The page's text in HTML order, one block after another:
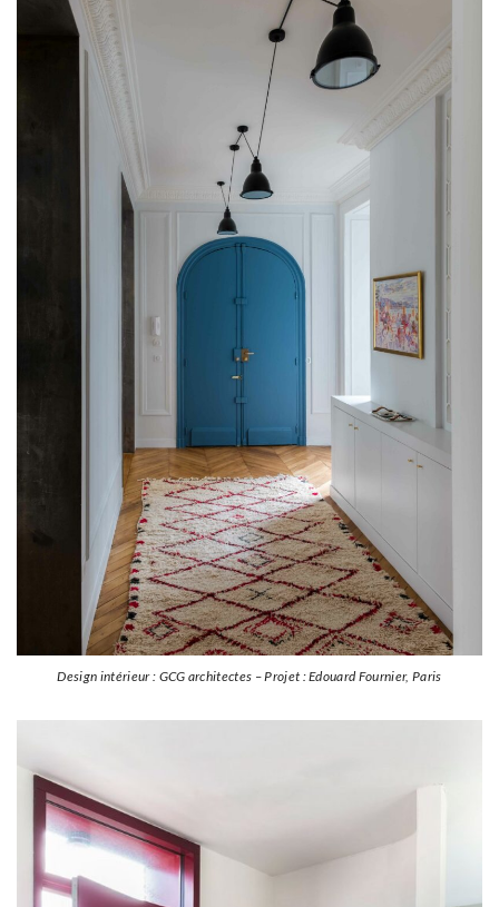
Design intérieur : GCG architectes – Projet : Edouard Fournier, Paris